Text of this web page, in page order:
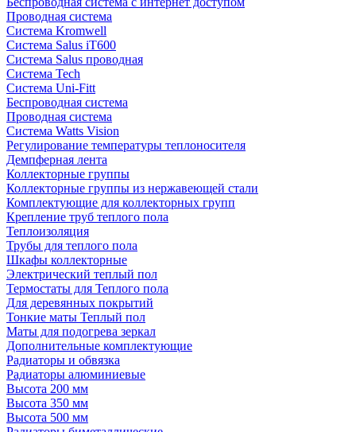
Проводная система
Система Kromwell
Система Salus iT600
Система Salus проводная
Система Tech
Система Uni-Fitt
Беспроводная система
Проводная система
Система Watts Vision
Регулирование температуры теплоносителя
Демпферная лента
Коллекторные группы
Коллекторные группы из нержавеющей стали
Комплектующие для коллекторных групп
Крепление труб теплого пола
Теплоизоляция
Трубы для теплого пола
Шкафы коллекторные
Электрический теплый пол
Термостаты для Теплого пола
Для деревянных покрытий
Тонкие маты Теплый пол
Маты для подогрева зеркал
Дополнительные комплектующие
Радиаторы и обвязка
Радиаторы алюминиевые
Высота 200 мм
Высота 350 мм
Высота 500 мм